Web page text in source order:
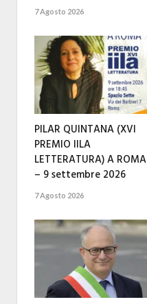
7 Agosto 2026
PILAR QUINTANA (XVI
PREMIO IILA
LETTERATURA) A ROMA
– 9 settembre 2026
7 Agosto 2026